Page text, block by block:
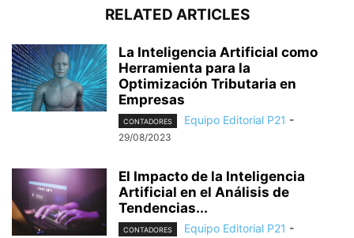
RELATED ARTICLES
La Inteligencia Artificial como
Herramienta para la
Optimización Tributaria en
Empresas
CONTADORES Equipo Editorial P21 -
29/08/2023
El Impacto de la Inteligencia
Artificial en el Análisis de
Tendencias...
CONTADORES Equipo Editorial P21 -